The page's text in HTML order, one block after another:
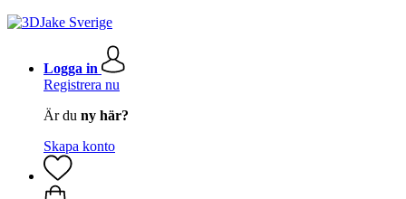
Logga in
Registrera nu
Är du ny här?
Skapa konto